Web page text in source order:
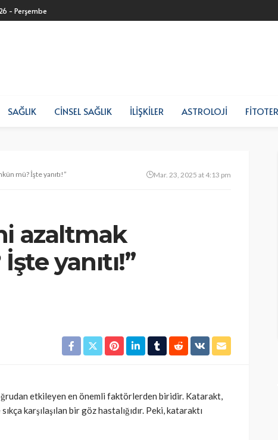
- Perşembe
SAĞLIK CINSEL SAĞLIK İLIŞKILER ASTROLOJI
mü? İşte yanıtı!” Mar. 23, 2025 at 4:13 pm
azaltmak
yanıtı!”
etkileyen en önemli faktörlerden biridir. Katarakt,
karşılaşılan bir göz hastalığıdır. Peki, kataraktı